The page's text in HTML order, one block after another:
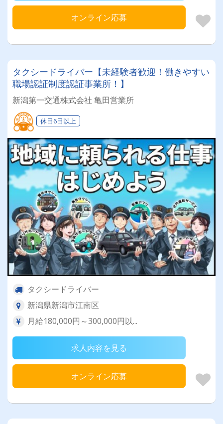
オンライン応募
タクシードライバー【未経験者歓迎！働きやすい
職場認証制度認証事業所！】
新潟第一交通株式会社 亀田営業所
休日6日以上
タクシードライバー
新潟県新潟市江南区
月給180,000円～300,000円以...
求人内容を見る
オンライン応募